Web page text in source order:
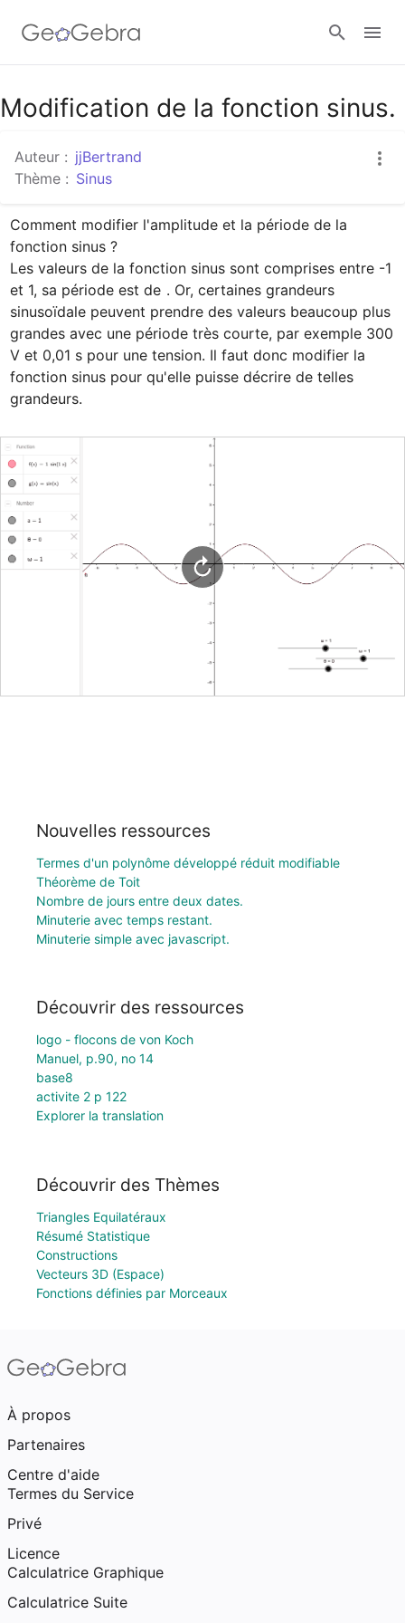
Google Classroom
Classe GeoGebra
Se connecter
Modification de la fonction sinus.
Auteur : jjBertrand
Thème : Sinus
Comment modifier l'amplitude et la période de la
fonction sinus ?
Les valeurs de la fonction sinus sont comprises entre -1
et 1, sa période est de . Or, certaines grandeurs
sinusoïdale peuvent prendre des valeurs beaucoup plus
grandes avec une période très courte, par exemple 300
V et 0,01 s pour une tension. Il faut donc modifier la
fonction sinus pour qu'elle puisse décrire de telles
grandeurs.
Nouvelles ressources
Termes d'un polynôme développé réduit modifiable
Théorème de Toit
Nombre de jours entre deux dates.
Minuterie avec temps restant.
Minuterie simple avec javascript.
Découvrir des ressources
logo - flocons de von Koch
Manuel, p.90, no 14
base8
activite 2 p 122
Explorer la translation
Découvrir des Thèmes
Triangles Equilatéraux
Résumé Statistique
Constructions
Vecteurs 3D (Espace)
Fonctions définies par Morceaux
À propos
Partenaires
Centre d'aide
Termes du Service
Privé
Licence
Calculatrice Graphique
Calculatrice Suite